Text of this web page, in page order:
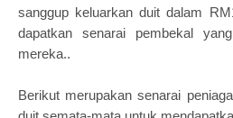
sanggup keluarkan duit dalam
dapatkan senarai pembekal
mereka..
Berikut merupakan senarai